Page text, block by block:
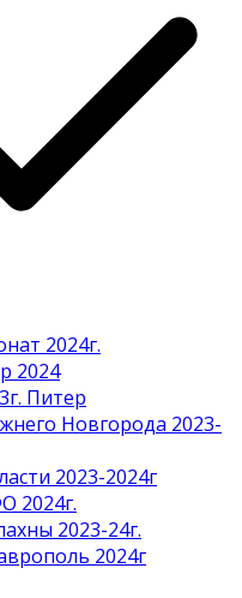
2024г.
2024
Питер
Новгорода 2023-
2023-2024г
2024г.
2023-24г.
2024г